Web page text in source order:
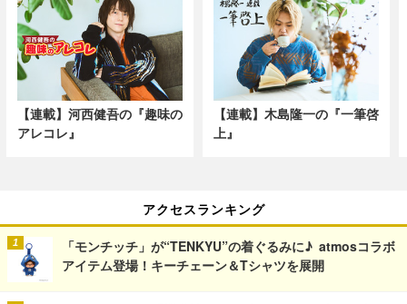
【連載】河西健吾の『趣味の
アレコレ』
【連載】木島隆一の『一筆啓
上』
アクセスランキング
「モンチッチ」が“TENKYU”の着ぐるみに♪ atmosコラボ
アイテム登場！キーチェーン＆Tシャツを展開